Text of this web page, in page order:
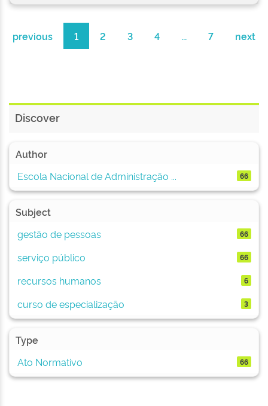
previous 1 2 3 4 ... 7 next
Discover
Author
Escola Nacional de Administração ...
66
Subject
gestão de pessoas
66
serviço público 66
recursos humanos 6
curso de especialização 3
Type
Ato Normativo
66